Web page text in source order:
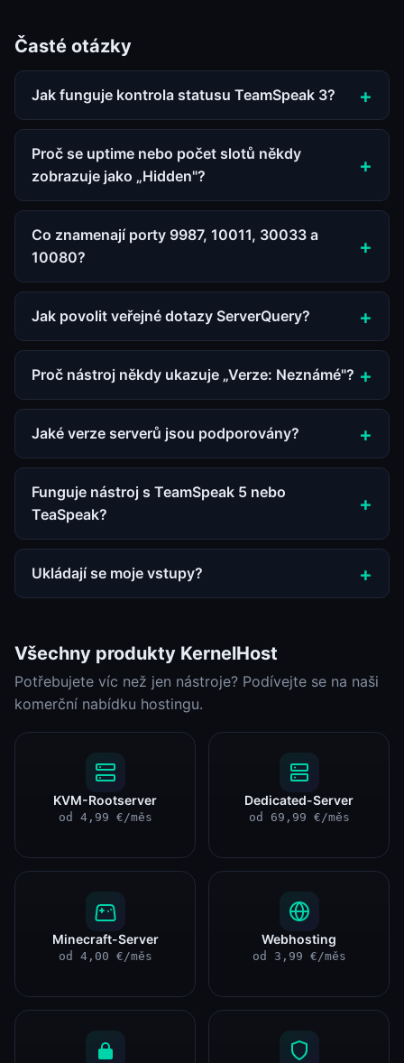
Časté otázky
Jak funguje kontrola statusu TeamSpeak 3?
Proč se uptime nebo počet slotů někdy
zobrazuje jako „Hidden"?
Co znamenají porty 9987, 10011, 30033 a
10080?
Jak povolit veřejné dotazy ServerQuery?
Proč nástroj někdy ukazuje „Verze: Neznámé"?
Jaké verze serverů jsou podporovány?
Funguje nástroj s TeamSpeak 5 nebo
TeaSpeak?
Ukládají se moje vstupy?
Všechny produkty KernelHost
Potřebujete víc než jen nástroje? Podívejte se na naši
komerční nabídku hostingu.
KVM-Rootserver
od 4,99 €/měs
Dedicated-Server
od 69,99 €/měs
Minecraft-Server
od 4,00 €/měs
Webhosting
od 3,99 €/měs